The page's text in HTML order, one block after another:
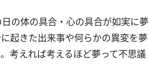
の体の具合・心の具合が如実に夢
起きた出来事や何らかの異変を夢
考えれば考えるほど夢って不思議